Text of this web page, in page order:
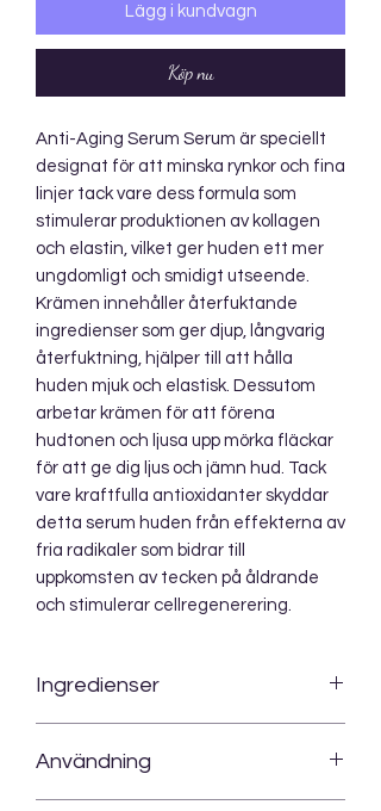
Lägg i kundvagn
Köp nu
Anti-Aging Serum Serum är speciellt
designat för att minska rynkor och fina
linjer tack vare dess formula som
stimulerar produktionen av kollagen
och elastin, vilket ger huden ett mer
ungdomligt och smidigt utseende.
Krämen innehåller återfuktande
ingredienser som ger djup, långvarig
återfuktning, hjälper till att hålla
huden mjuk och elastisk. Dessutom
arbetar krämen för att förena
hudtonen och ljusa upp mörka fläckar
för att ge dig ljus och jämn hud. Tack
vare kraftfulla antioxidanter skyddar
detta serum huden från effekterna av
fria radikaler som bidrar till
uppkomsten av tecken på åldrande
och stimulerar cellregenerering.
Ingredienser
Leaf Juice, Linum Usitatissimum,
Användning